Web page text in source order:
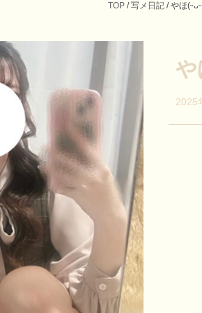
TOP/写メ日記/やほ
や
2025